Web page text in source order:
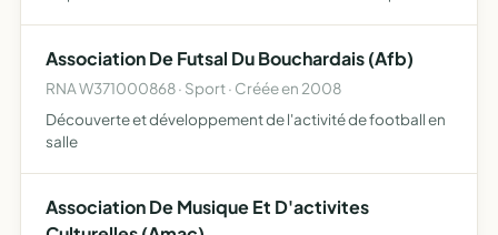
Association De Futsal Du Bouchardais (Afb)
RNA W371000868 · Sport · Créée en 2008
Découverte et développement de l'activité de football en
salle
Association De Musique Et D'activites